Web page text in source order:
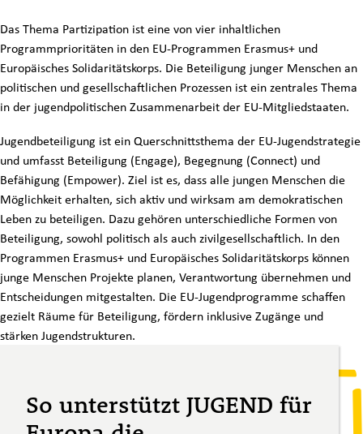
Das Thema Partizipation ist eine von vier inhaltlichen
Programmprioritäten in den EU-Programmen Erasmus+ und
Europäisches Solidaritätskorps. Die Beteiligung junger Menschen an
politischen und gesellschaftlichen Prozessen ist ein zentrales Thema
in der jugendpolitischen Zusammenarbeit der EU-Mitgliedstaaten.
Jugendbeteiligung ist ein Querschnittsthema der EU-Jugendstrategie
und umfasst Beteiligung (Engage), Begegnung (Connect) und
Befähigung (Empower). Ziel ist es, dass alle jungen Menschen die
Möglichkeit erhalten, sich aktiv und wirksam am demokratischen
Leben zu beteiligen. Dazu gehören unterschiedliche Formen von
Beteiligung, sowohl politisch als auch zivilgesellschaftlich. In den
Programmen Erasmus+ und Europäisches Solidaritätskorps können
junge Menschen Projekte planen, Verantwortung übernehmen und
Entscheidungen mitgestalten. Die EU-Jugendprogramme schaffen
gezielt Räume für Beteiligung, fördern inklusive Zugänge und
stärken Jugendstrukturen.
So unterstützt JUGEND für